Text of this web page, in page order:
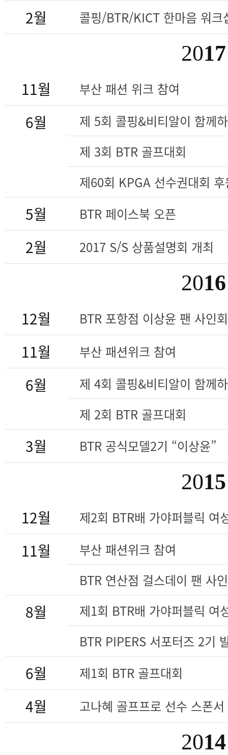
2월 콜핑/BTR/KICT 한마음 워크
2017
11월 부산 패션 위크 참여
6월
제 5회 콜핑&비티알이 함께
제 3회 BTR 골프대회
제60회 KPGA 선수권대회
5월 BTR 페이스북 오픈
2월 2017 S/S 상품설명회 개최
2016
12월 BTR 포항점 이상윤 팬 사인회
11월 부산 패션위크 참여
6월
제 4회 콜핑&비티알이 함께
제 2회 BTR 골프대회
3월 BTR 공식모델2기 “이상윤”
2015
12월 제2회 BTR배 가야퍼블릭 여
11월
부산 패션위크 참여
BTR 연산점 걸스데이 팬 사
8월
제1회 BTR배 가야퍼블릭 여
BTR PIPERS 서포터즈 2기
6월 제1회 BTR 골프대회
4월 고나혜 골프프로 선수 스폰
2014